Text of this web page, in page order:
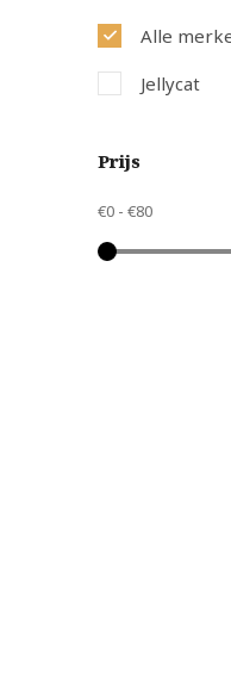
Alle
Jellycat
Prijs
€0 - €80